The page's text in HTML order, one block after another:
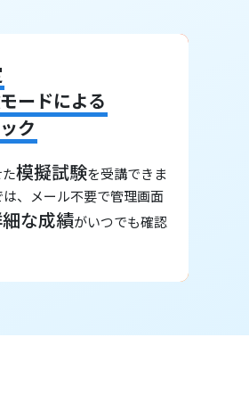
ードによる
ク
模擬試験を受講できま
、メール不要で管理画面
な成績がいつでも確認